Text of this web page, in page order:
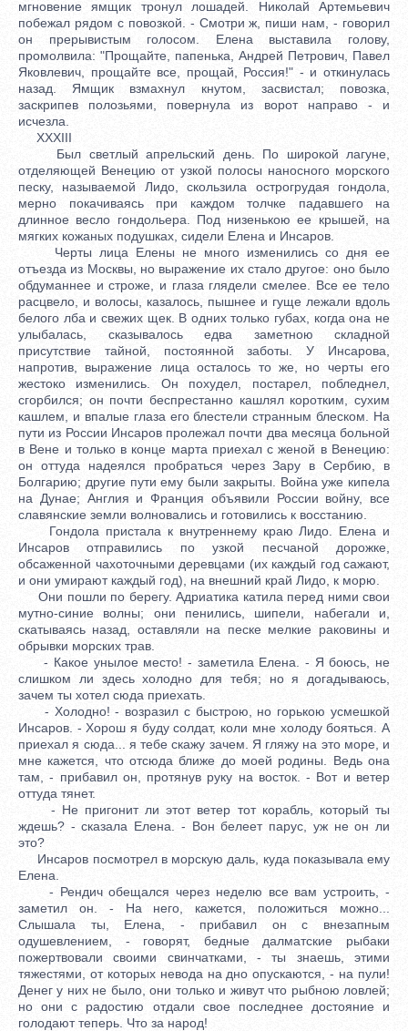
мгновение ямщик тронул лошадей. Николай Артемьевич
побежал рядом с повозкой. - Смотри ж, пиши нам, - говорил
он прерывистым голосом. Елена выставила голову,
промолвила: "Прощайте, папенька, Андрей Петрович, Павел
Яковлевич, прощайте все, прощай, Россия!" - и откинулась
назад. Ямщик взмахнул кнутом, засвистал; повозка,
заскрипев полозьями, повернула из ворот направо - и
исчезла.
XXXIII
Был светлый апрельский день. По широкой лагуне,
отделяющей Венецию от узкой полосы наносного морского
песку, называемой Лидо, скользила острогрудая гондола,
мерно покачиваясь при каждом толчке падавшего на
длинное весло гондольера. Под низенькою ее крышей, на
мягких кожаных подушках, сидели Елена и Инсаров.
Черты лица Елены не много изменились со дня ее
отъезда из Москвы, но выражение их стало другое: оно было
обдуманнее и строже, и глаза глядели смелее. Все ее тело
расцвело, и волосы, казалось, пышнее и гуще лежали вдоль
белого лба и свежих щек. В одних только губах, когда она не
улыбалась, сказывалось едва заметною складной
присутствие тайной, постоянной заботы. У Инсарова,
напротив, выражение лица осталось то же, но черты его
жестоко изменились. Он похудел, постарел, побледнел,
сгорбился; он почти беспрестанно кашлял коротким, сухим
кашлем, и впалые глаза его блестели странным блеском. На
пути из России Инсаров пролежал почти два месяца больной
в Вене и только в конце марта приехал с женой в Венецию:
он оттуда надеялся пробраться через Зару в Сербию, в
Болгарию; другие пути ему были закрыты. Война уже кипела
на Дунае; Англия и Франция объявили России войну, все
славянские земли волновались и готовились к восстанию.
Гондола пристала к внутреннему краю Лидо. Елена и
Инсаров отправились по узкой песчаной дорожке,
обсаженной чахоточными деревцами (их каждый год сажают,
и они умирают каждый год), на внешний край Лидо, к морю.
Они пошли по берегу. Адриатика катила перед ними свои
мутно-синие волны; они пенились, шипели, набегали и,
скатываясь назад, оставляли на песке мелкие раковины и
обрывки морских трав.
- Какое унылое место! - заметила Елена. - Я боюсь, не
слишком ли здесь холодно для тебя; но я догадываюсь,
зачем ты хотел сюда приехать.
- Холодно! - возразил с быстрою, но горькою усмешкой
Инсаров. - Хорош я буду солдат, коли мне холоду бояться. А
приехал я сюда... я тебе скажу зачем. Я гляжу на это море, и
мне кажется, что отсюда ближе до моей родины. Ведь она
там, - прибавил он, протянув руку на восток. - Вот и ветер
оттуда тянет.
- Не пригонит ли этот ветер тот корабль, который ты
ждешь? - сказала Елена. - Вон белеет парус, уж не он ли
это?
Инсаров посмотрел в морскую даль, куда показывала ему
Елена.
- Рендич обещался через неделю все вам устроить, -
заметил он. - На него, кажется, положиться можно...
Слышала ты, Елена, - прибавил он с внезапным
одушевлением, - говорят, бедные далматские рыбаки
пожертвовали своими свинчатками, - ты знаешь, этими
тяжестями, от которых невода на дно опускаются, - на пули!
Денег у них не было, они только и живут что рыбною ловлей;
но они с радостию отдали свое последнее достояние и
голодают теперь. Что за народ!